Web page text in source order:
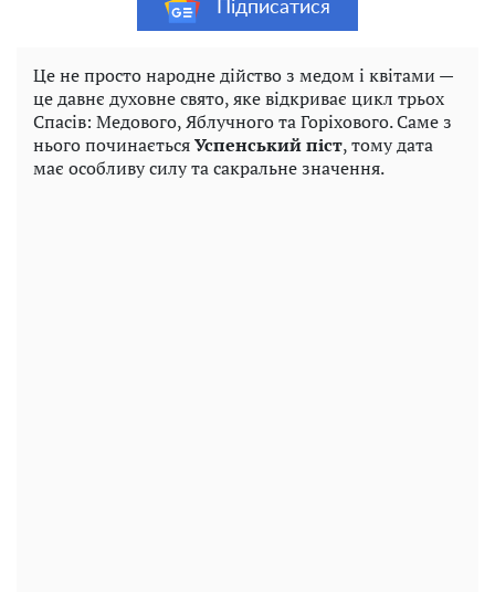
Підписатися
Це не просто народне дійство з медом і квітами —
це давнє духовне свято, яке відкриває цикл трьох
Спасів: Медового, Яблучного та Горіхового. Саме з
нього починаєтьсяУспенський піст, тому дата
має особливу силу та сакральне значення.